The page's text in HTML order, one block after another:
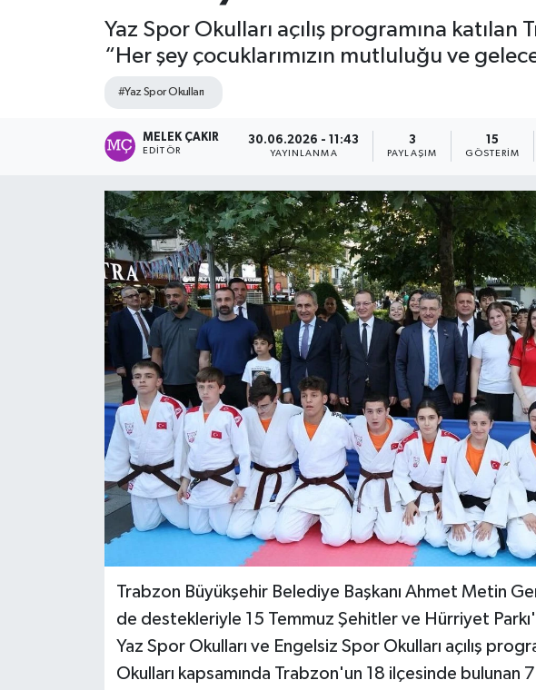
Yaz Spor Okulları açılış programına
“Her şey çocuklarımızın mutluluğu ve
#Yaz Spor Okulları
MELEK ÇAKIR
EDITÖR
30.06.2026 - 11:43
YAYINLANMA
3
PAYLAŞIM
15
GÖSTERIM
Trabzon Büyükşehir Belediye Başkanı Ahmet Metin
de destekleriyle 15 Temmuz Şehitler ve Hürriyet
Yaz Spor Okulları ve Engelsiz Spor Okulları açılış
Okulları kapsamında Trabzon'un 18 ilçesinde bulunan